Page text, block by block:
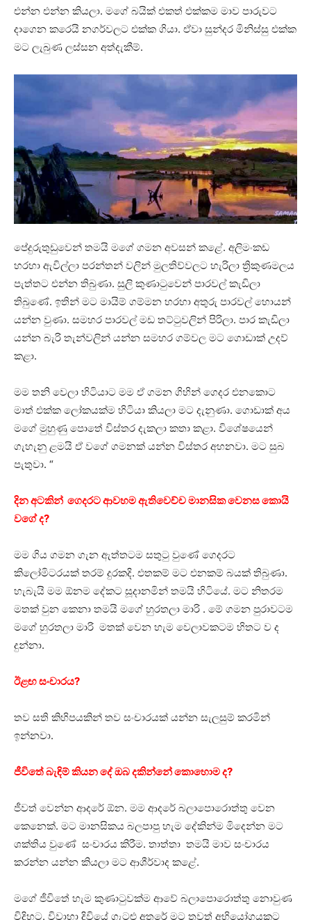
එන්න එන්න කියලා. මගේ බයික් එකත් එක්කම මාව පාරුවට
දාගෙන කරෙයි නගර්වලට එක්ක ගියා. ඒවා සුන්දර මිනිස්සු එක්ක
මට ලැබුණ ලස්සන අත්දැකීම්.
පේදුරුතුඩුවෙන් තමයි මගේ ගමන අවසන් කළේ. අලිමංකඩ
හරහා ඇවිල්ලා පරන්තන් වලින් මුලතිව්වලට හැරිලා ත්‍රිකුණමලය
පැත්තට එන්න තිබුණා. සුලි කුණාටුවෙන් පාරවල් කැඩිලා
තිබුණේ. ඉතින් මට මායිම් ගම්මන හරහා අතුරු පාරවල් හොයන්
යන්න වුණා. සමහර පාරවල් මඩ තට්ටුවලින් පිරිලා. පාර කැඩිලා
යන්න බැරි තැන්වලින් යන්න සමහර ගම්වල මට ගොඩාක් උදව්
කළා.
මම තනි වෙලා හිටියාට මම ඒ ගමන ගිහින් ගෙදර එනකොට
මාත් එක්ක ලෝකයක්ම හිටියා කියලා මට දැනුණා. ගොඩාක් අය
මගේ මුහුණු පොතේ විස්තර දැකලා කතා කළා. විශේෂයෙන්
ගැහැනු ළමයි ඒ වගේ ගමනක් යන්න විස්තර අහනවා. මට සුබ
පැතුවා. “
දින අටකින් ගෙදරට ආවහම ඇතිවෙච්ච මානසික වෙනස කොයි
වගේ ද?
මම ගිය ගමන ගැන ඇත්තටම සතුටු වුණේ ගෙදරට
කිලෝමිටරයක් තරම් දුරකදි. එතකම් මට එනකම් බයක් තිබුණා.
හැබැයි මම ඕනම දේකට සූදානමින් තමයි හිටියේ. මට නිතරම
මතක් වුන කෙනා තමයි මගේ හුරතලා මාරි . මේ ගමන පුරාවටම
මගේ හුරතලා මාරි මතක් වෙන හැම වෙලාවකටම හිතට ව ද
දුන්නා.
ඊළඟ සංචාරය?
තව සති කිහිපයකින් තව සංචාරයක් යන්න සැලසුම් කරමින්
ඉන්නවා.
ජීවිතේ බැඳිම් කියන දේ ඔබ දකින්නේ කොහොම ද?
ජීවත් වෙන්න ආදරේ ඕන. මම ආදරේ බලාපොරොත්තු වෙන
කෙනෙක්. මට මානසිකය බලපාපු හැම දේකින්ම මිදෙන්න මට
ශක්තිය වුණේ සංචාරය කිරීම. තාත්තා තමයි මාව සංචාරය
කරන්න යන්න කියලා මට ආශීර්වාද කළේ.
මගේ ජීවිතේ හැම කුණාටුවක්ම ආවේ බලාපොරොත්තු නොවුණ
විදිහට. විවාහා දිවියේ ගැටළු අතරේ මට තවත් අභියෝගයකට